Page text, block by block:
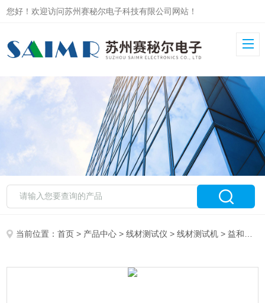
您好！欢迎访问苏州赛秘尔电子科技有限公司网站！
当前位置：首页 > 产品中心 >线材测试仪 >线材测试机 > 益和精密四线式线材测试仪 8751N-256P